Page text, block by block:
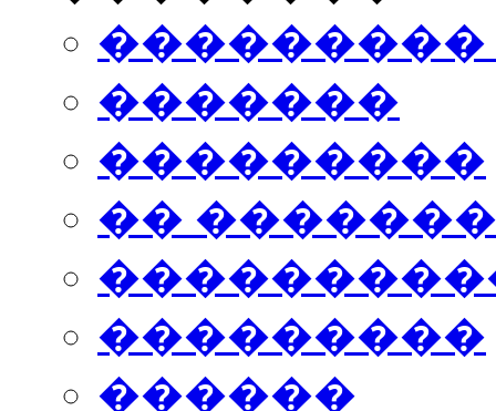
���������
�������
���������
��
���������
������